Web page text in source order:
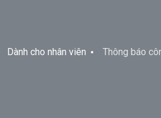
Dành cho nhân viên Thông báo